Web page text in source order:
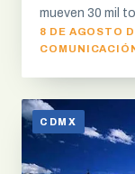
mueven 30 mil
8 DE AGOSTO
CDMX